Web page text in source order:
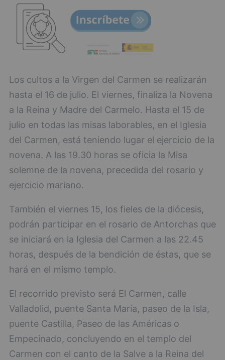
Los cultos a la Virgen del Carmen se realizarán
hasta el 16 de julio. El viernes, finaliza la Novena
a la Reina y Madre del Carmelo. Hasta el 15 de
julio en todas las misas laborables, en el Iglesia
del Carmen, está teniendo lugar el ejercicio de la
novena. A las 19.30 horas se oficia la Misa
solemne de la novena, precedida del rosario y
ejercicio mariano.
También el viernes 15, los fieles de la diócesis,
podrán participar en el rosario de Antorchas que
se iniciará en la Iglesia del Carmen a las 22.45
horas, después de la bendición de éstas, que se
hará en el mismo templo.
El recorrido previsto será El Carmen, calle
Valladolid, puente Santa María, paseo de la Isla,
puente Castilla, Paseo de las Américas o
Empecinado, concluyendo en el templo del
Carmen con el canto de la Salve a la Reina del